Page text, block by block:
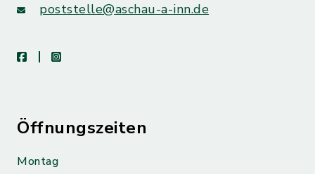
poststelle@aschau-a-inn.de
facebookinstagram
Öffnungszeiten
Montag